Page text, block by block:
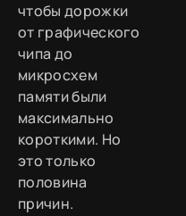
чтобы дорожки
от графического
чипа до
микросхем
памяти были
максимально
короткими. Но
это только
половина
причин.